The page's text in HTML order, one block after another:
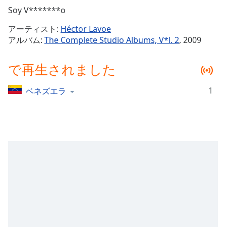
Stream
TypeLIVE
Seek to
live,
liveLIVE
Remaining
Time-
Soy V*******o
アーティスト: Héctor Lavoe
アルバム: The Complete Studio Albums, V*l. 2, 2009
で再生されました
ベネズエラ 1